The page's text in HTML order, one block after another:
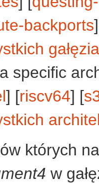
backports
specific
] [riscv64] [
których
w